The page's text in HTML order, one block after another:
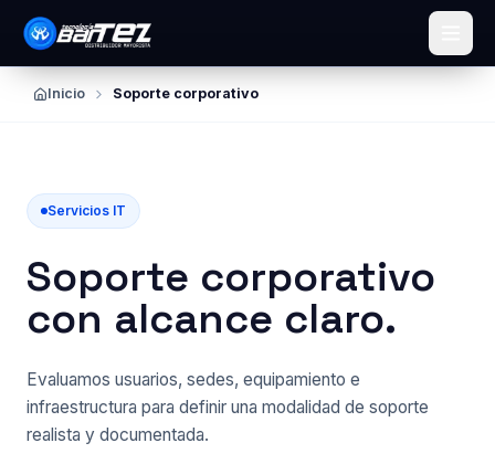
Ir al contenido principal
Inicio Soporte corporativo
Servicios IT
Soporte corporativo
con alcance claro.
Evaluamos usuarios, sedes, equipamiento e
infraestructura para definir una modalidad de soporte
realista y documentada.